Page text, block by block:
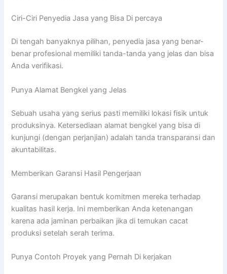
Ciri-Ciri Penyedia Jasa yang Bisa Di percaya
Di tengah banyaknya pilihan, penyedia jasa yang benar-
benar profesional memiliki tanda-tanda yang jelas dan bisa
Anda verifikasi.
Punya Alamat Bengkel yang Jelas
Sebuah usaha yang serius pasti memiliki lokasi fisik untuk
produksinya. Ketersediaan alamat bengkel yang bisa di
kunjungi (dengan perjanjian) adalah tanda transparansi dan
akuntabilitas.
Memberikan Garansi Hasil Pengerjaan
Garansi merupakan bentuk komitmen mereka terhadap
kualitas hasil kerja. Ini memberikan Anda ketenangan
karena ada jaminan perbaikan jika di temukan cacat
produksi setelah serah terima.
Punya Contoh Proyek yang Pernah Di kerjakan